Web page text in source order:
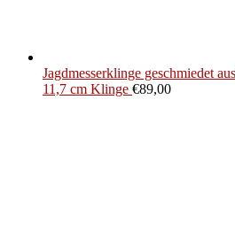
Jagdmesserklinge geschmiedet
11,7 cm Klinge €89,00